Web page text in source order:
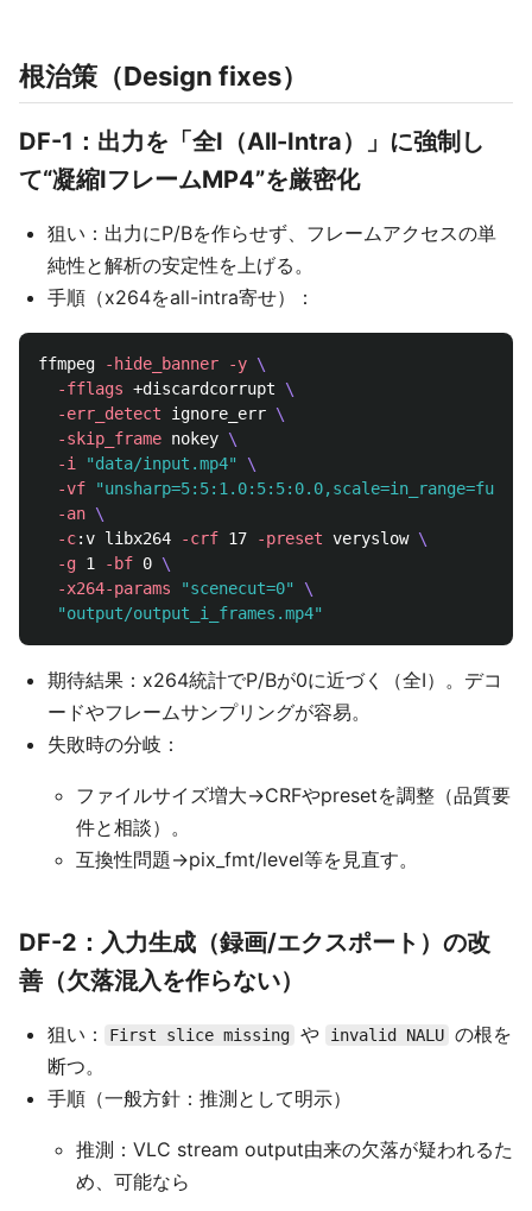
根治策（Design fixes）
DF-1：出力を「全I（All-Intra）」に強制し
て“凝縮IフレームMP4”を厳密化
狙い：出力にP/Bを作らせず、フレームアクセスの単
純性と解析の安定性を上げる。
手順（x264をall-intra寄せ）：
ffmpeg -hide_banner -y \
-fflags +discardcorrupt \
-err_detect ignore_err \
-skip_frame nokey \
-i
"data/input.mp4"
\
-vf
-an \
-c:v libx264 -crf 17 -preset veryslow \
-g 1 -bf 0 \
-x264-params
"scenecut=0"
\
"output/output_i_frames.mp4"
期待結果：x264統計でP/Bが0に近づく（全I）。デコ
ードやフレームサンプリングが容易。
失敗時の分岐：
ファイルサイズ増大→CRFやpresetを調整（品質要
件と相談）。
互換性問題→pix_fmt/level等を見直す。
DF-2：入力生成（録画/エクスポート）の改
善（欠落混入を作らない）
狙い： First slice missing や invalid NALU の根を
断つ。
手順（一般方針：推測として明示）
推測：VLC stream output由来の欠落が疑われるた
め、可能なら